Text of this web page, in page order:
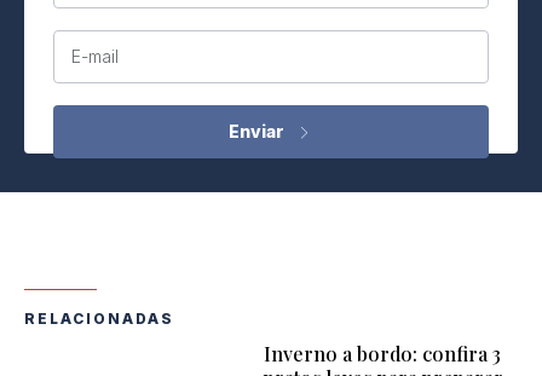
E-mail
RELACIONADAS
Inverno a bordo: confira 3